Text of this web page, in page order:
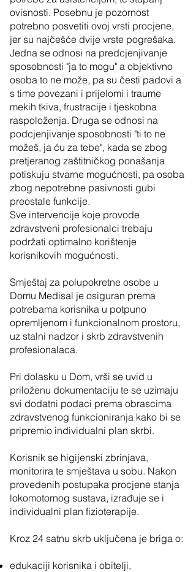
ovisnosti. Posebnu je pozornost
potrebno posvetiti ovoj vrsti procjene,
jer su najčešće dvije vrste pogrešaka.
Jedna se odnosi na predcjenjivanje
sposobnosti "ja to mogu" a objektivno
osoba to ne može, pa su česti padovi a
s time povezani i prijelomi i traume
mekih tkiva, frustracije i tjeskobna
raspoloženja. Druga se odnosi na
podcjenjivanje sposobnosti "ti to ne
možeš, ja ću za tebe", kada se zbog
pretjeranog zaštitničkog ponašanja
potiskuju stvarne mogućnosti, pa osoba
zbog nepotrebne pasivnosti gubi
preostale funkcije.
Sve intervencije koje provode
zdravstveni profesionalci trebaju
podržati optimalno korištenje
korisnikovih mogućnosti.
Smještaj za polupokretne osobe u
Domu Medisal je osiguran prema
potrebama korisnika u potpuno
opremljenom i funkcionalnom prostoru,
uz stalni nadzor i skrb zdravstvenih
profesionalaca.
Pri dolasku u Dom, vrši se uvid u
priloženu dokumentaciju te se uzimaju
svi dodatni podaci prema obrascima
zdravstvenog funkcioniranja kako bi se
pripremio individualni plan skrbi.
Korisnik se higijenski zbrinjava,
monitorira te smještava u sobu. Nakon
provedenih postupaka procjene stanja
lokomotornog sustava, izrađuje se i
individualni plan fizioterapije.
Kroz 24 satnu skrb uključena je briga o:
edukaciji korisnika i obitelji,